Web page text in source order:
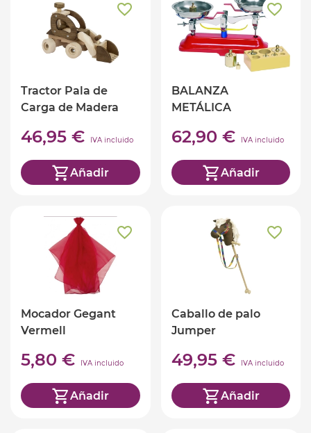
Tractor Pala de
Carga de Madera
46,95 € IVA incluido
Añadir
BALANZA
METÁLICA
62,90 € IVA incluido
Añadir
Mocador Gegant
Vermell
5,80 € IVA incluido
Añadir
Caballo de palo
Jumper
49,95 € IVA incluido
Añadir